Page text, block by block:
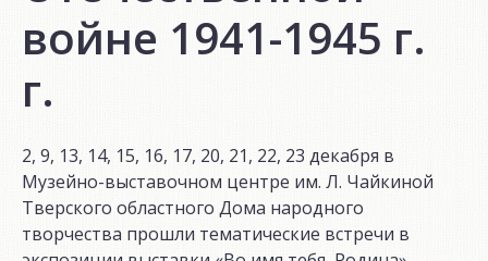
войне 1941-1945 г.
г.
2, 9, 13, 14, 15, 16, 17, 20, 21, 22, 23 декабря в
Музейно-выставочном центре им. Л. Чайкиной
Тверского областного Дома народного
творчества прошли тематические встречи в